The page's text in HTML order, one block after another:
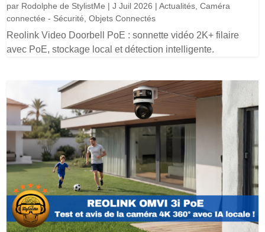
par Rodolphe de StylistMe |J Juil 2026 |Actualités,Caméra
connectée - Sécurité,Objets Connectés
Reolink Video Doorbell PoE : sonnette vidéo 2K+ filaire
avec PoE, stockage local et détection intelligente.